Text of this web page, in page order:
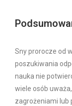
Sny prorocze od
poszukiwania
nauka nie
wiele osób
zagrożeniami lub